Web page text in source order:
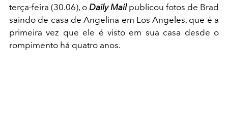
terça-feira (30.06), o Daily Mailpublicou fotos de Brad
saindo de casa de Angelina em Los Angeles, que é a
primeira vez que ele é visto em sua casa desde o
rompimento há quatro anos.